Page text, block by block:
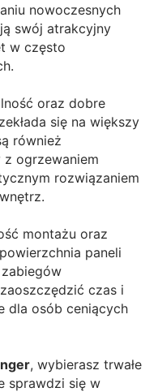
nowoczesnych
swój atrakcyjny
w często
oraz dobre
się na większy
również
z ogrzewaniem
rozwiązaniem
montażu oraz
paneli
czas i
dla osób ceniących
, wybierasz trwałe
sprawdzi się w